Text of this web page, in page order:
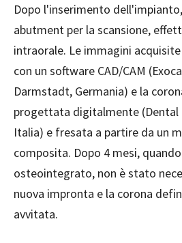
Dopo l'inserimento
abutment per la scansione,
intraorale. Le immagini
con un software CAD/CAM
Darmstadt, Germania) e la
progettata digitalmente (Dental
Italia) e fresata a partire da un
composita. Dopo 4 mesi,
osteointegrato, non è stato
nuova impronta e la corona
avvitata.